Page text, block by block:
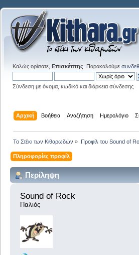
Καλώς ορίσατε, Επισκέπτης . Παρακαλούμε
Σύνδεση με όνομα, κωδικό και διάρκεια σύνδεσης
Αρχική Βοήθεια Αναζήτηση Ημερολόγιο
Το Στέκι των Κιθαρωδών » Προφίλ του Sound of
Πληροφορίες προφίλ
Περίληψη
Sound of Rock
Παλιός